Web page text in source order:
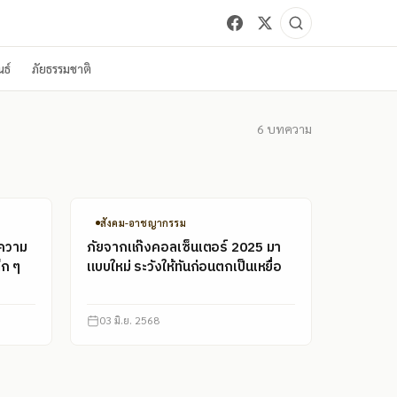
ธ์ ภัยธรรมชาติ
6 บทความ
วาม
ๆ
สังคม-อาชญากรรม
ภัยจากแก๊งคอลเซ็นเตอร์ 2025 มา
แบบใหม่ ระวังให้ทันก่อนตกเป็นเหยื่อ
03 มิ.ย. 2568